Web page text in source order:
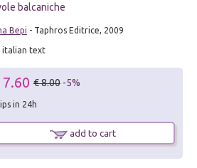
balcaniche
Bepi - Taphros Editrice, 2009
italian text
€ 8.00 -5%
in 24h
add to cart